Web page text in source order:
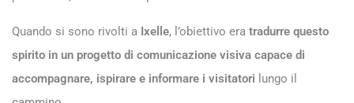
Quando si sono rivolti a Ixelle, l’obiettivo era tradurre questo
spirito in un progetto di comunicazione visiva capace di
accompagnare, ispirare e informare i visitatori lungo il